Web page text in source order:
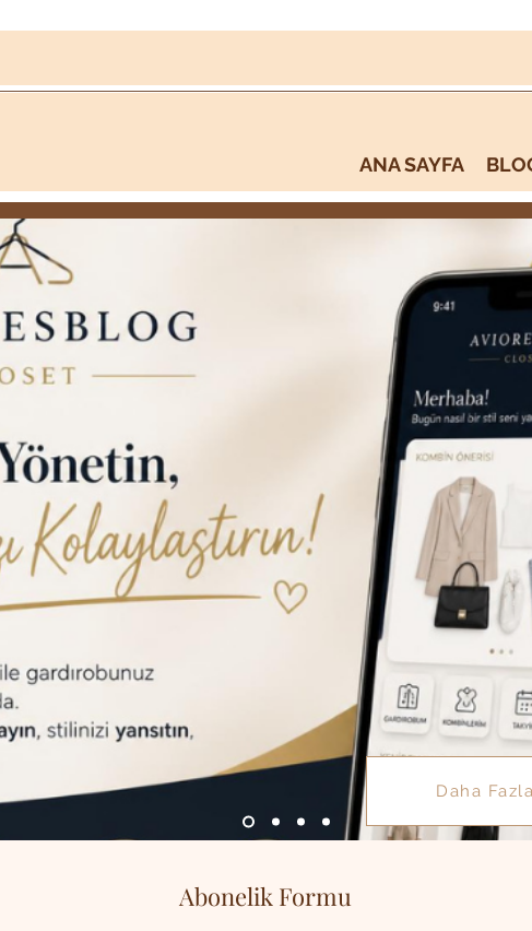
ANA SAYFA
Daha Fazla
Abonelik Formu